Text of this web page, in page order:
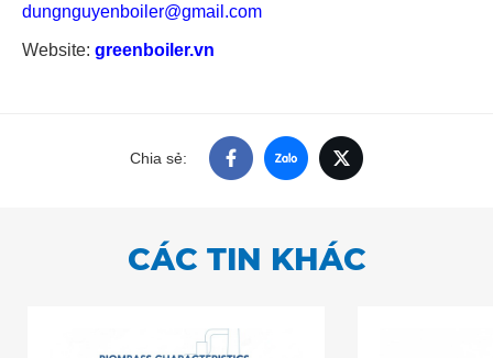
dungnguyenboiler@gmail.com
Website: greenboiler.vn
Chia sẻ:
CÁC TIN KHÁC